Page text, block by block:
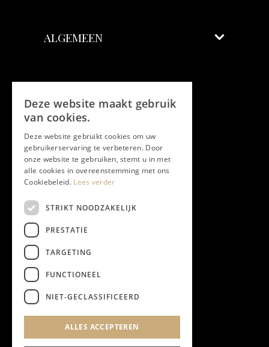
ALGEMEEN
Facebook
Twitter
Instagram
YouTube
NIEUWSBRIEF
Privacyverklaring
Deze website maakt gebruik
van cookies.
Deze website gebruikt cookies om uw
gebruikerservaring te verbeteren. Door
onze website te gebruiken, stemt u in met
alle cookies in overeenstemming met ons
Cookiebeleid. Lees verder
STRIKT NOODZAKELIJK
PRESTATIE
TARGETING
FUNCTIONEEL
NIET-GECLASSIFICEERD
ALLES ACCEPTEREN